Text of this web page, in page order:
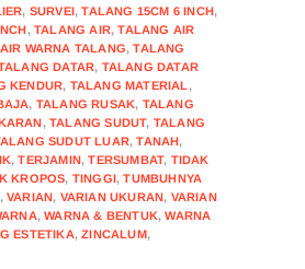
, SURVEI,TALANG 15CM 6 INCH,
,TALANG AIR,TALANG AIR
WARNA TALANG,TALANG
DATAR, TALANG DATAR
KENDUR, TALANG MATERIAL ,
, TALANG RUSAK, TALANG
,TALANG SUDUT, TALANG
SUDUT LUAR,TANAH,
,TERJAMIN,TERSUMBAT, TIDAK
KROPOS, TINGGI,TUMBUHNYA
,VARIAN, VARIAN UKURAN, VARIAN
,WARNA & BENTUK,WARNA
ESTETIKA,ZINCALUM,